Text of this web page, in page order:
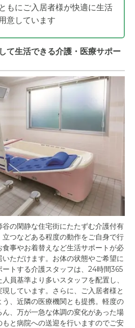
もにご入居者様が快適に生活
意しています
て生活できる介護・医療サポー
の閑静な住宅街にたたずむ介護付有
つなどある程度の動作をご自身で行
事やお着替えなど生活サポートが必
ただけます。お体の状態やご希望に
トする介護スタッフは、24時間365
員基準より多いスタッフを配置し、
しています。さらに、ご入居者様と
、近隣の医療機関とも提携。軽度の
、万が一急な体調の変化があった場
と病院への送迎を行いますのでご安